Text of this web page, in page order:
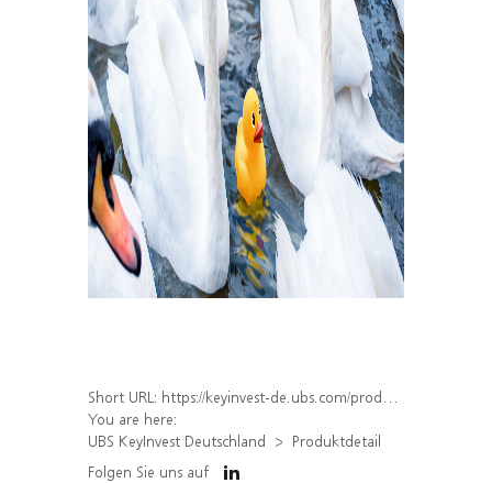
Short URL: https://keyinvest-de.ubs.com/produkt/detail/index/isin/DE000WA9LSR5
You are here:
UBS KeyInvest Deutschland
Produktdetail
Folgen Sie uns auf